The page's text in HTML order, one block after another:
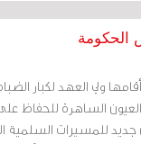
الحكومة
ولي العهد لكبار
العيون الساهرة للحفاظ
جديد للمسيرات السلمية